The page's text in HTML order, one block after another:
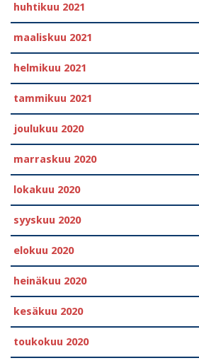
huhtikuu 2021
maaliskuu 2021
helmikuu 2021
tammikuu 2021
joulukuu 2020
marraskuu 2020
lokakuu 2020
syyskuu 2020
elokuu 2020
heinäkuu 2020
kesäkuu 2020
toukokuu 2020